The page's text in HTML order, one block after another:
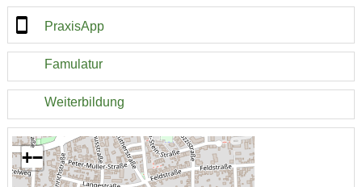
PraxisApp
Famulatur
Weiterbildung
+−